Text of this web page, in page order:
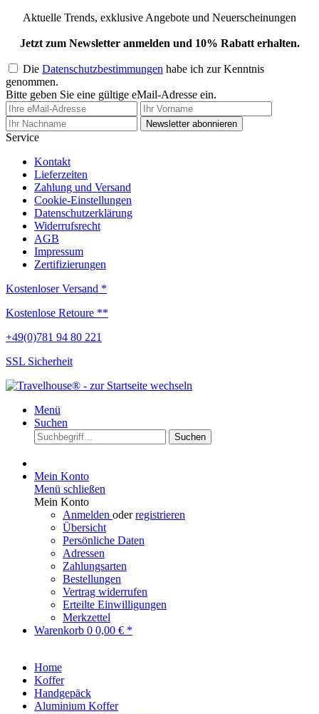
Aktuelle Trends, exklusive Angebote und Neuerscheinungen
Jetzt zum Newsletter anmelden und 10% Rabatt erhalten.
Die Datenschutzbestimmungen habe ich zur Kenntnis
genommen.
Bitte geben Sie eine gültige eMail-Adresse ein.
Newsletter abonnieren
Service
Kontakt
Lieferzeiten
Zahlung und Versand
Cookie-Einstellungen
Datenschutzerklärung
Widerrufsrecht
AGB
Impressum
Zertifizierungen
Kostenloser Versand *
Kostenlose Retoure **
+49(0)781 94 80 221
SSL Sicherheit
Menü
Suchen
Suchen
Mein Konto
Menü schließen
Mein Konto
Anmelden oderregistrieren
Übersicht
Persönliche Daten
Adressen
Zahlungsarten
Bestellungen
Vertrag widerrufen
Erteilte Einwilligungen
Merkzettel
Warenkorb 0 0,00 € *
Home
Koffer
Handgepäck
Aluminium Koffer